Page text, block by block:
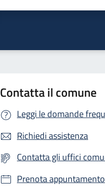
Contatta il comune
Leggi le domande
Richiedi assistenza
Contatta gli uffici
Prenota appuntamento